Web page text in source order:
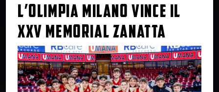
L’OLIMPIA MILANO VINCE IL
XXV MEMORIAL ZANATTA